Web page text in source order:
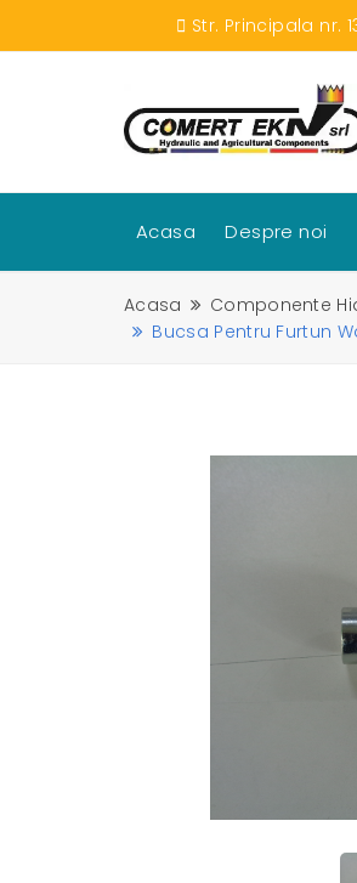
Str. Principala nr.
Acasa Despre noi
Acasa Componente
Bucsa Pentru Furtun